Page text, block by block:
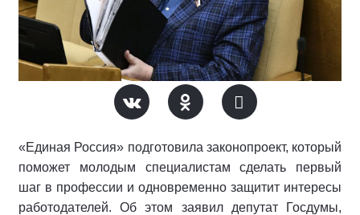
«Единая Россия» подготовила законопроект, который
поможет молодым специалистам сделать первый
шаг в профессии и одновременно защитит интересы
работодателей. Об этом заявил депутат Госдумы,